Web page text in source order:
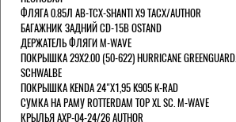
ФЛЯГА 0.85Л AB-TCX-SHANTI X9 TACX/AUTHOR
БАГАЖНИК ЗАДНИЙ CD-15B OSTAND
ДЕРЖАТЕЛЬ ФЛЯГИ M-WAVE
ПОКРЫШКА 29X2.00 (50-622) HURRICANE GREENGUARD.
SCHWALBE
ПОКРЫШКА KENDA 24"Х1,95 K905 K-RAD
СУМКА НА РАМУ ROTTERDAM TOP XL SC. M-WAVE
КРЫЛЬЯ AXP-04-24/26 AUTHOR